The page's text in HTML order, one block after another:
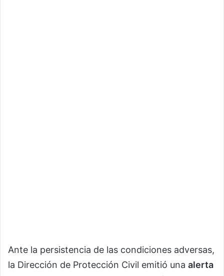
Ante la persistencia de las condiciones adversas,
la Dirección de Protección Civil emitió una alerta